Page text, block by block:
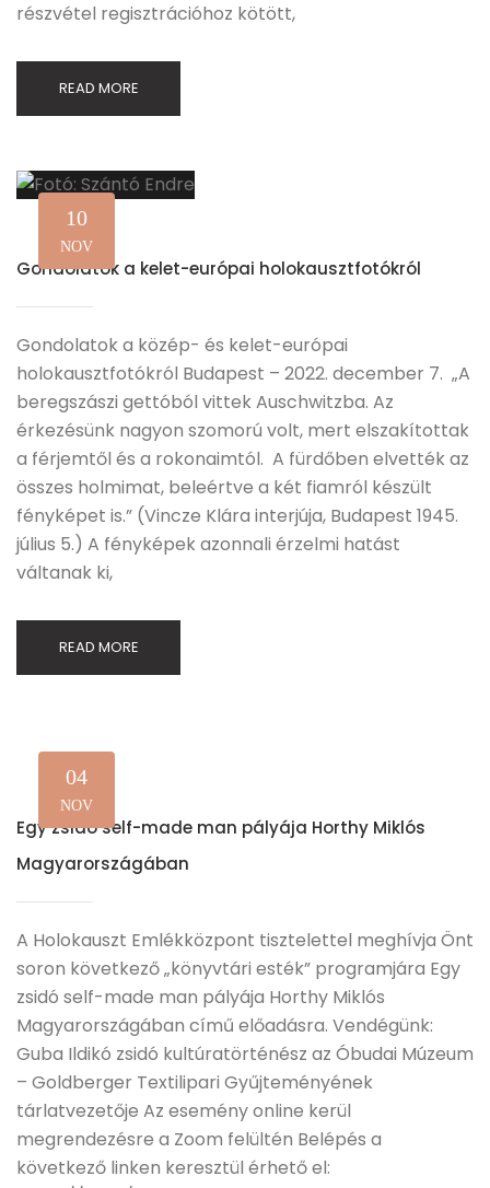
részvétel regisztrációhoz kötött,
READ MORE
10
NOV
Gondolatok a kelet-európai holokausztfotókról
Gondolatok a közép- és kelet-európai
holokausztfotókról Budapest – 2022. december 7. „A
beregszászi gettóból vittek Auschwitzba. Az
érkezésünk nagyon szomorú volt, mert elszakítottak
a férjemtől és a rokonaimtól. A fürdőben elvették az
összes holmimat, beleértve a két fiamról készült
fényképet is.” (Vincze Klára interjúja, Budapest 1945.
július 5.) A fényképek azonnali érzelmi hatást
váltanak ki,
READ MORE
04
NOV
Egy zsidó self-made man pályája Horthy Miklós
Magyarországában
A Holokauszt Emlékközpont tisztelettel meghívja Önt
soron következő „könyvtári esték” programjára Egy
zsidó self-made man pályája Horthy Miklós
Magyarországában című előadásra. Vendégünk:
Guba Ildikó zsidó kultúratörténész az Óbudai Múzeum
– Goldberger Textilipari Gyűjteményének
tárlatvezetője Az esemény online kerül
megrendezésre a Zoom felültén Belépés a
következő linken keresztül érhető el: